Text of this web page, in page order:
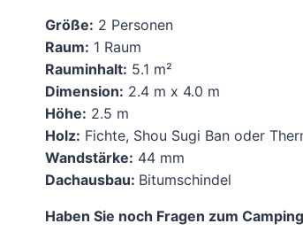
Größe: 2 Personen
Raum: 1 Raum
Rauminhalt: 5.1 m²
Dimension: 2.4 m x 4.0 m
Höhe: 2.5 m
Holz: Fichte, Shou Sugi Ban oder
Wandstärke: 44 mm
Dachausbau: Bitumschindel
Haben Sie noch Fragen zum